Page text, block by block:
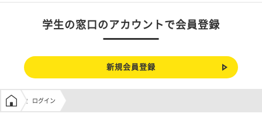
学生の窓口のアカウントで会員登録
新規会員登録
学生の窓口トップ
ログイン